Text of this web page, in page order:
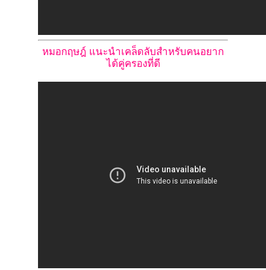
หมอกฤษฎ์ แนะนำเคล็ดลับสำหรับคนอยาก
ได้คู่ครองที่ดี